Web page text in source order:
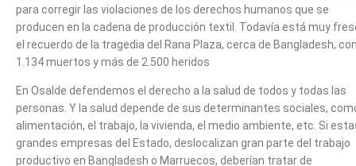
para corregir las violaciones de los derechos humanos que se
producen en la cadena de producción textil. Todavía está muy
el recuerdo de la tragedia del Rana Plaza, cerca de Bangladesh,
1.134 muertos y más de 2.500 heridos
En Osalde defendemos el derecho a la salud de todos y todas las
personas. Y la salud depende de sus determinantes sociales,
alimentación, el trabajo, la vivienda, el medio ambiente, etc. Si
grandes empresas del Estado, deslocalizan gran parte del trabajo
productivo en Bangladesh o Marruecos, deberían tratar de